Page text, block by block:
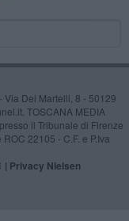
Via Dei Martelli, 8 - 50129
TOSCANA MEDIA
il Tribunale di Firenze
22105 - C.F. e P.Iva
| Privacy Nielsen